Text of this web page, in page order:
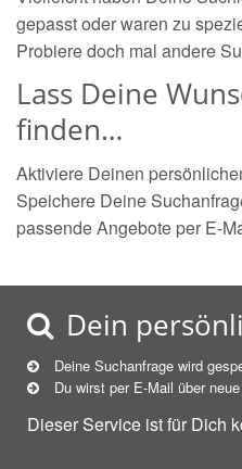
gepasst oder waren zu
Probiere doch mal andere
Lass Deine
finden…
Aktiviere Deinen
Speichere Deine
passende Angebote per E-
Dein
Deine Suchanfrage wird
Du wirst per E-Mail über neue
Dieser Service ist für Dich